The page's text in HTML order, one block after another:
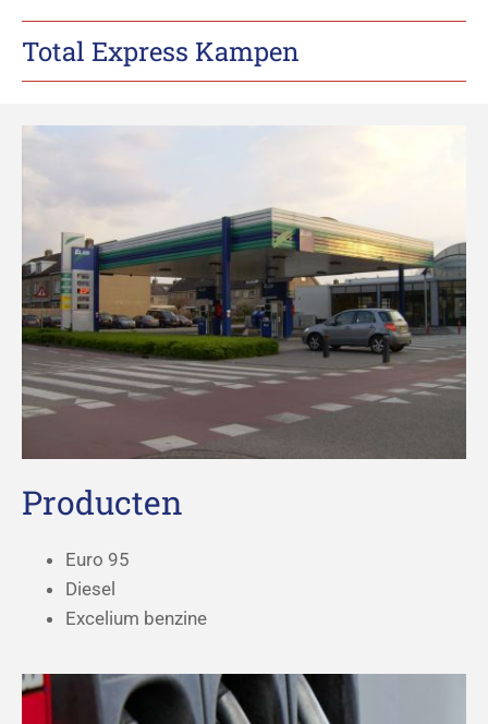
Total Express Kampen
Producten
Euro 95
Diesel
Excelium benzine